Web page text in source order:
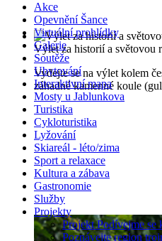
Výlet za historií a světovou
Vydejte se na výlet kolem
záhadné kamenné koule
Akce
Opevnění Šance
Virtuální prohlídky
Galerie
Soutěže
Ubytování
Interaktivní mapa
Mosty u Jablunkova
Turistika
Cykloturistika
Lyžování
Skiareál - léto/zima
Sport a relaxace
Kultura a zábava
Gastronomie
Služby
Projekty
Projekt Podívejme se
Poznávejte region